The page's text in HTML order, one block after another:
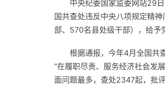
中央纪委国家监委网站29
国共查处违反中央八项规定精
部、570名县处级干部），给予
根据通报，今年4月全国共
“在履职尽责、服务经济社会发
面问题最多，查处2347起，批